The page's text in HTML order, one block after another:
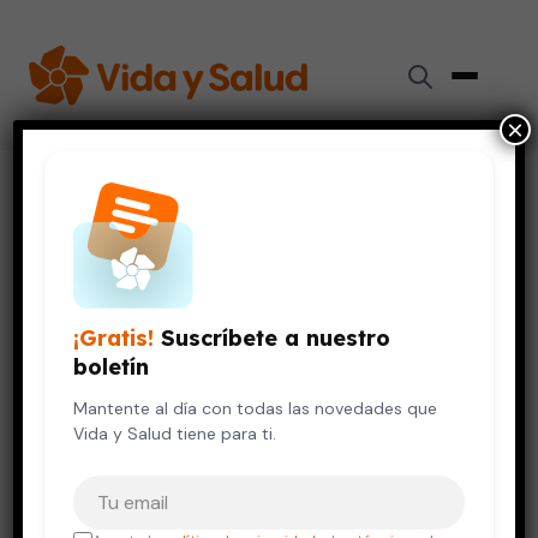
Videos de Salud
8 tips fáciles para acelerar el metabolismo naturalmente
DIGESTIÓN Y NUTRICIÓN
8 tips fáciles para acelerar el
metabolismo naturalmente
14 de mayo, 2020
¡Gratis! Suscríbete a nuestro
boletín
Mantente al día con todas las novedades que
Vida y Salud tiene para ti.
×